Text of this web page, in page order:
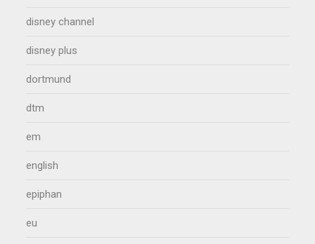
disney channel
disney plus
dortmund
dtm
em
english
epiphan
eu